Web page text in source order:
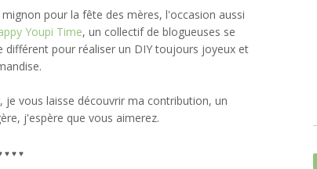
pour la fête des mères, l'occasion aussi
Youpi Time, un collectif de blogueuses se
pour réaliser un DIY toujours joyeux et
vous laisse découvrir ma contribution, un
j'espère que vous aimerez.
♥ ♥ ♥